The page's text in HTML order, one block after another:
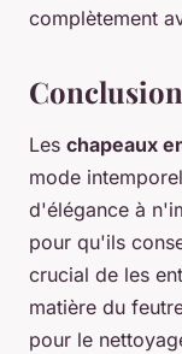
complètement
Conclusion
Les chapeaux
mode
d'élégance à
pour qu'ils
crucial de les
matière du
pour le